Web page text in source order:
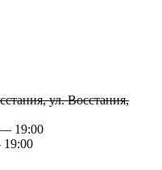
ул. Восстания,
19:00